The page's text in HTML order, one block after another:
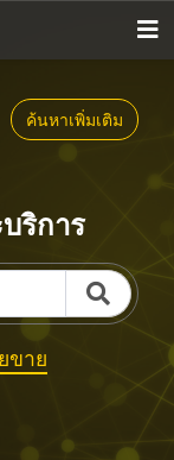
ค้นหาเพิ่มเติม
ริการ
ขาย